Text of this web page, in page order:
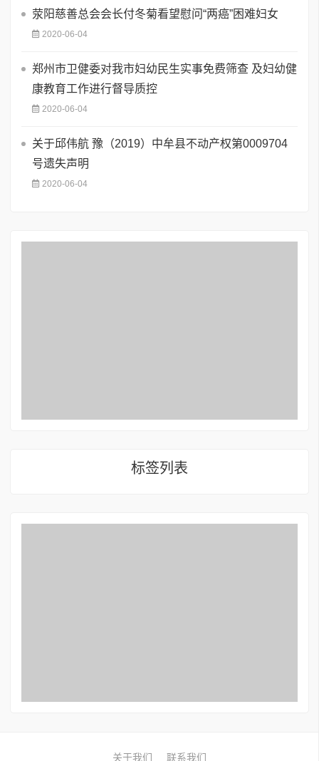
荥阳慈善总会会长付冬菊看望慰问“两癌”困难妇女
2020-06-04
郑州市卫健委对我市妇幼民生实事免费筛查 及妇幼健
康教育工作进行督导质控
2020-06-04
关于邱伟航 豫（2019）中牟县不动产权第0009704
号遗失声明
2020-06-04
标签列表
关于我们 联系我们